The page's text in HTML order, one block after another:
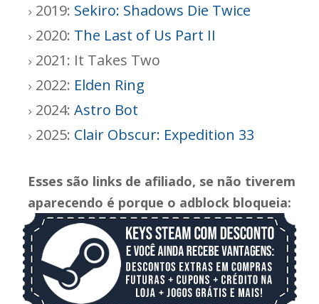
2019: Sekiro: Shadows Die Twice
2020: The Last of Us Part II
2021: It Takes Two
2022: Elden Ring
2024: Astro Bot
2025: Clair Obscur: Expedition 33
Esses são links de afiliado, se não tiverem
aparecendo é porque o adblock bloqueia: